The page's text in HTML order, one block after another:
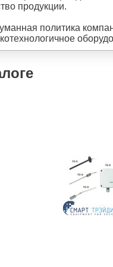
продукции.
политика